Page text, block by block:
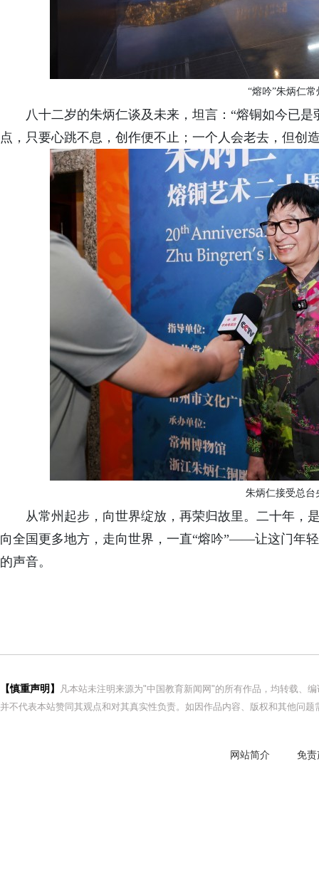
“熔吟”朱炳仁
八十二岁的朱炳仁谈及未来，坦言： “熔铜如今已是
点，只要心跳不息，创作便不止；一个人会老去，但创
朱炳仁接受总台
从常州起步，向世界绽放，再荣归故里。二十年，
向全国更多地方，走向世界，一直“熔吟”——让这门年
的声音。
【慎重声明】
凡本站未注明来源为"中国教育新闻网"的所有作品，均转载、
并不代表本站赞同其观点和对其真实性负责。如因作品内容、版权和其他问
网站简介 免责